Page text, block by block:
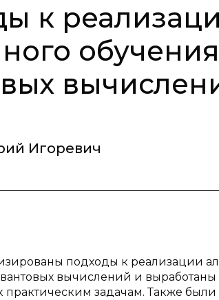
к
Игоревич
подходы к реализации
вычислений и
практическим задачам. Также